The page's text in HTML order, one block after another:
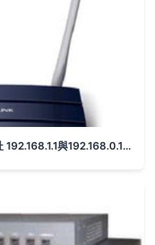
深入解析無線路由器管理地址 192.168.1.1與192.168.0.1的差異與設置技巧